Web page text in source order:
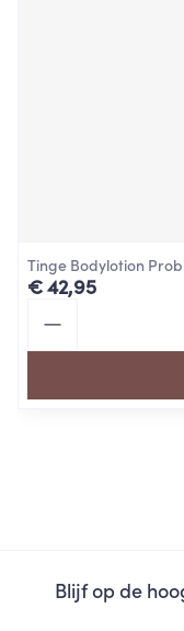
Tinge Bodylotion
€ 42,95
Blijf op de